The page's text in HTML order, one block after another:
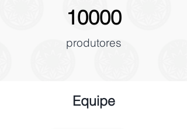
10000
produtores
Equipe